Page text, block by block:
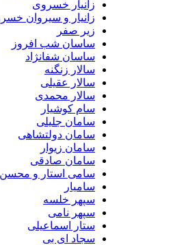
زانیار خسروی
زانیار و سیروان خسروی
زیر صفر
ساسان شب افروز
ساسان شفانژاد
سالار زنگنه
سالار عقیلی
سالار محمدی
سام کوشیار
سامان جلیلی
سامان دولتشاهی
سامان زیوار
سامان صادقی
سامی استار و محسن راد
سامیار
سپهر خلسه
سپهر نامی
ستار اسماعیلی
سجاد ای بی